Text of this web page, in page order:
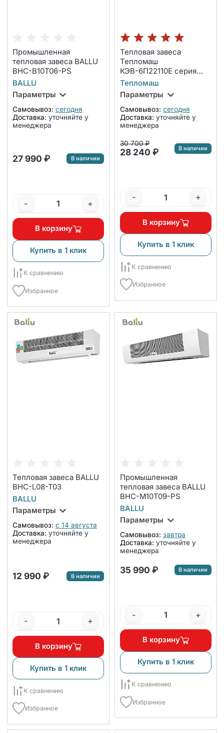
Промышленная
тепловая завеса BALLU
BHC-B10T06-PS
BALLU
Параметры
Самовывоз: сегодня
Доставка: уточняйте у
менеджера
27 990 ₽ В наличии
- +
В корзину
Купить в 1 клик
К сравнению
Избранное
Тепловая завеса
Тепломаш
КЭВ-6П22110E серия
200 Классика
Тепломаш
Параметры
Самовывоз: сегодня
Доставка: уточняйте у
менеджера
30 700 ₽
28 240 ₽ В наличии
- +
В корзину
Купить в 1 клик
К сравнению
Избранное
Тепловая завеса BALLU
BHC-L08-T03
BALLU
Параметры
Самовывоз: с 14 августа
Доставка: уточняйте у
менеджера
12 990 ₽ В наличии
- +
В корзину
Купить в 1 клик
К сравнению
Избранное
Промышленная
тепловая завеса BALLU
BHC-M10T09-PS
BALLU
Параметры
Самовывоз: завтра
Доставка: уточняйте у
менеджера
35 990 ₽ В наличии
- +
В корзину
Купить в 1 клик
К сравнению
Избранное